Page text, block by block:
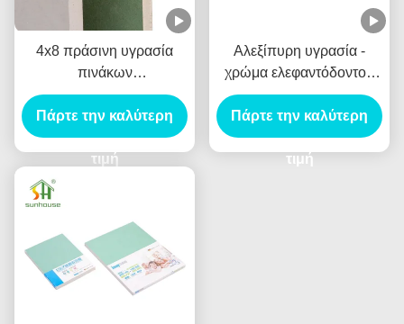
4x8 πράσινη υγρασία
πινάκων
ασβεστοκονιάματος
γύψου χρώματος
ανθεκτική για τον ξηρό
τοίχο
Πάρτε την καλύτερη
τιμή
Αλεξίπυρη υγρασία -
χρώμα ελεφαντόδοντου
γυψοσανίδας απόδειξης
για το κτίριο γραφείων
Πάρτε την καλύτερη
τιμή